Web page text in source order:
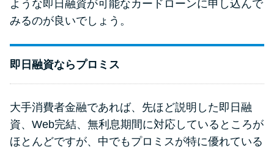
ような即日融資が可能なカードローンに申し込んで
みるのが良いでしょう。
即日融資ならプロミス
大手消費者金融であれば、先ほど説明した即日融
資、Web完結、無利息期間に対応しているところが
ほとんどですが、中でもプロミスが特に優れている